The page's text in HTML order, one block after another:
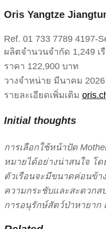
Oris Yangtze
Ref. 01 733 7789 4197-
ผลิตจำนวนจำกัด 1,249 เ
ราคา 122,900 บาท
วางจำหน่าย มีนาคม 2026
รายละเอียดเพิ่มเติม
Initial thoughts
การเลือกใช้หน้าปัด
หมายได้อย่างน่าสนใจ โ
ตัวเรือนจะมีขนาดค่อนข้า
ความกระชับและสะดวกส
การอนุรักษ์สัตว์ป่าหายาก